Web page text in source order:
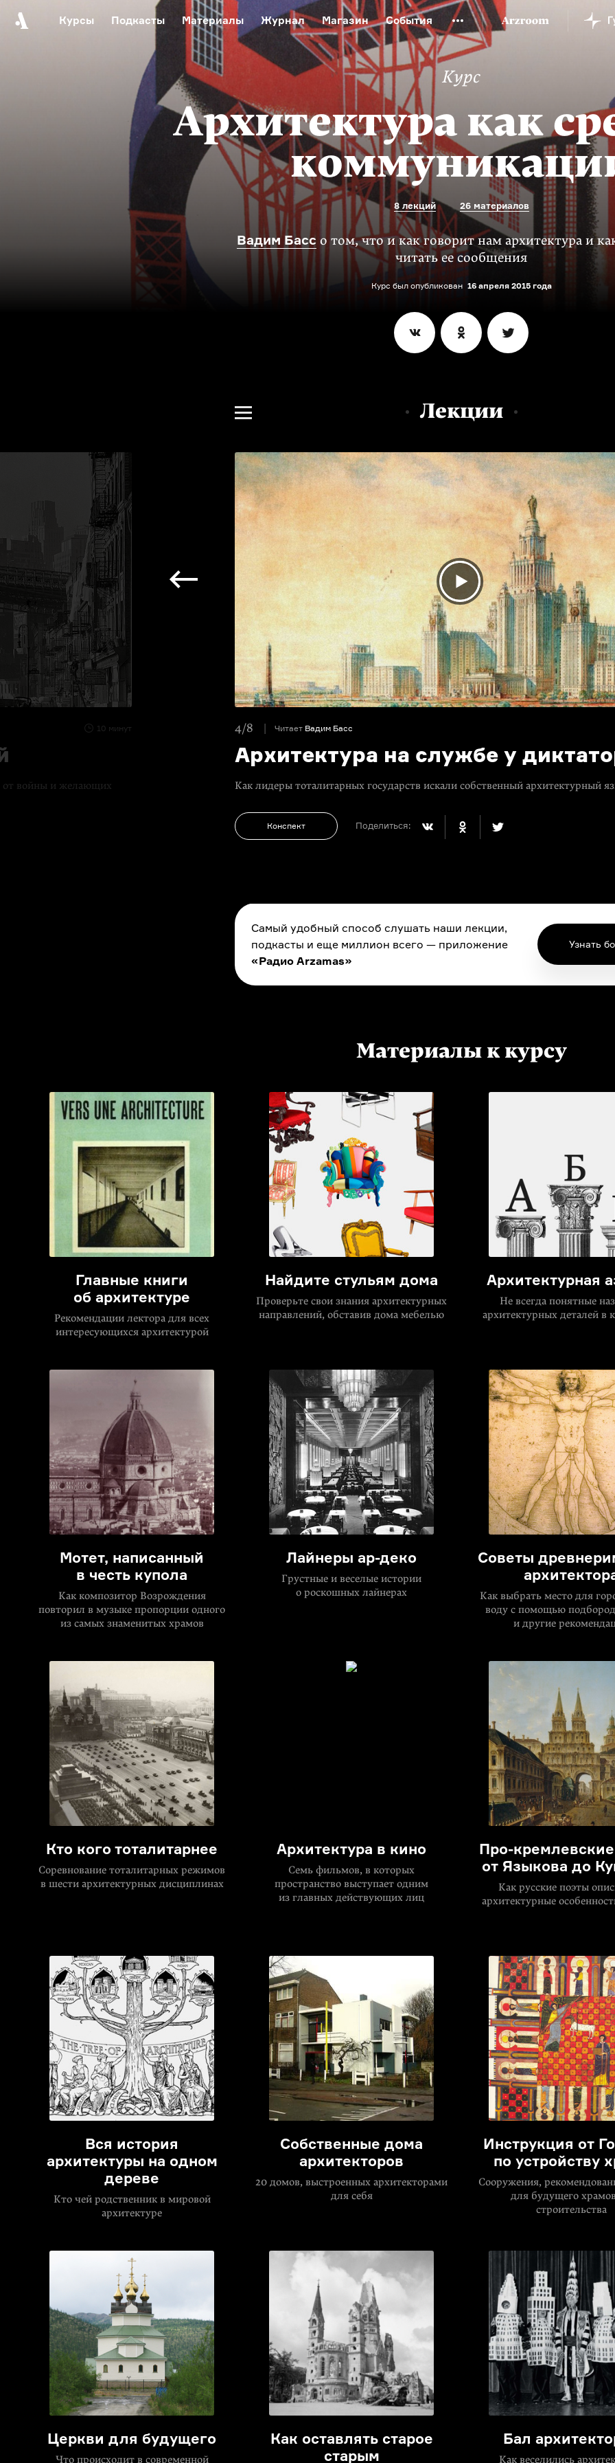
Курсы Подкасты Материалы Журнал Магазин События
Автор среди нас Еврейский музей Новая Третьяковка
Видеоистория русской культуры
Русский язык от «гой еси» до «лол кек»
Русское искусство XX века
Русская литература XX века
Курс
Архитектура как
8 лекций 26 материалов
Вадим Басс о том, что и как говорит нам архитектура и
читать ее сообщения
Курс был опубликован 16 апреля 2015 года
Лекции
10 минут
от войны и желающих
4/8 Читает Вадим Басс
Архитектура на службе у
Как лидеры тоталитарных государств искали собственный архитектурный
Конспект Поделиться:
Самый удобный способ слушать наши лекции,
подкасты и еще миллион всего — приложение
«Радио Arzamas»
Узнать
Материалы к курсу
Главные книги
об архитектуре
Рекомендации лектора для всех
интересующихся архитектурой
Найдите стульям дома
Проверьте свои знания архитектурных
направлений, обставив дома мебелью
Архитектурная
Не всегда понятные
архитектурных деталей в
Мотет, написанный
в честь купола
Как композитор Возрождения
повторил в музыке пропорции одного
из самых знаменитых храмов
Лайнеры ар-деко
Грустные и веселые истории
о роскошных лайнерах
Советы
Как выбрать место для
воду с помощью
и другие
Кто кого тоталитарнее
Соревнование тоталитарных режимов
в шести архитектурных дисциплинах
Архитектура в кино
Семь фильмов, в которых
пространство выступает одним
из главных действующих лиц
Про-
от Языкова до
Как русские поэты
архитектурные
Вся история
архитектуры на одном
дереве
Кто чей родственник в мировой
архитектуре
Собственные дома
архитекторов
20 домов, выстроенных архитекторами
для себя
Инструкция от
по устройству
Сооружения,
для будущего
строительства
Церкви для будущего
Что происходит в современной
Как оставлять старое
старым
Бал
Как веселились